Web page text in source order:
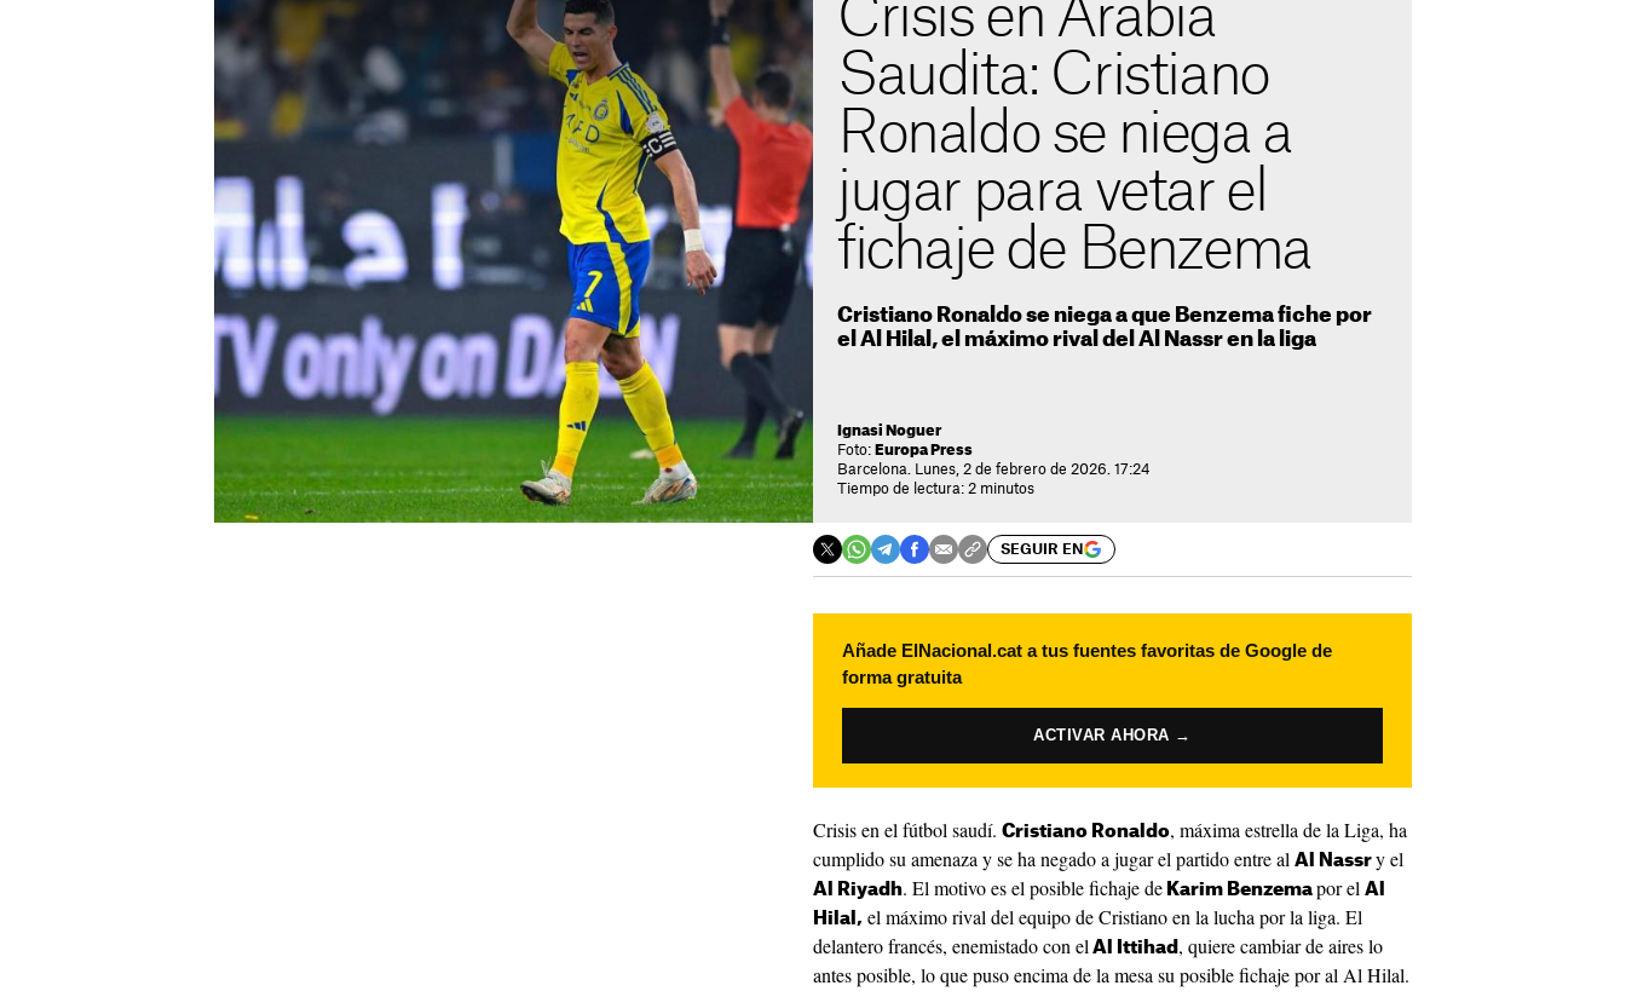
Crisis en Arabia
Saudita: Cristiano
Ronaldo se niega a
jugar para vetar el
fichaje de Benzema
Cristiano Ronaldo se niega a que Benzema fiche por
el Al Hilal, el máximo rival del Al Nassr en la liga
Ignasi Noguer
Foto: Europa Press
Barcelona. Lunes, 2 de febrero de 2026. 17:24
Tiempo de lectura: 2 minutos
SEGUIR EN
Añade ElNacional.cat a tus fuentes favoritas de Google de
forma gratuita
ACTIVAR AHORA →
Crisis en el fútbol saudí. Cristiano Ronaldo, máxima estrella de la Liga, ha
cumplido su amenaza y se ha negado a jugar el partido entre al Al Nassr y el
Al Riyadh. El motivo es el posible fichaje de Karim Benzema por el Al
Hilal, el máximo rival del equipo de Cristiano en la lucha por la liga. El
delantero francés, enemistado con el Al Ittihad , quiere cambiar de aires lo
antes posible, lo que puso encima de la mesa su posible fichaje por al Al Hilal.